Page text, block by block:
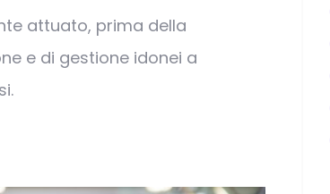
attuato, prima della
e di gestione idonei a